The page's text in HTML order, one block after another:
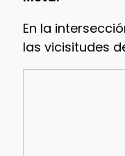
En la
las vicisitudes